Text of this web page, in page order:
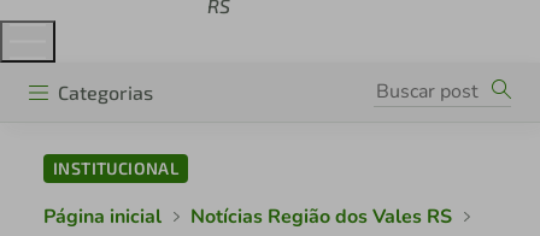
RS
Categorias
INSTITUCIONAL
Página inicial
Notícias Região dos Vales RS